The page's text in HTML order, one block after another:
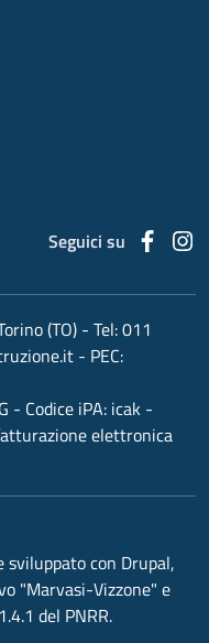
Seguici su
(TO) - Tel:011
- PEC:
- Codice iPA: icak -
elettronica
sviluppato con Drupal,
"Marvasi-Vizzone" e
del PNRR.